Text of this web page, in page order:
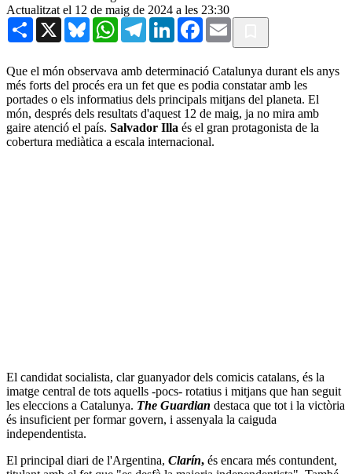
Actualitzat el 12 de maig de 2024 a les 23:30
Share X BlueskyWhatsAppTelegramLinkedInFacebook
Email
Que el món observava amb determinació Catalunya durant els anys
més forts del procés era un fet que es podia constatar amb les
portades o els informatius dels principals mitjans del planeta. El
món, després dels resultats d'aquest 12 de maig, ja no mira amb
gaire atenció el país. Salvador Illa és el gran protagonista de la
cobertura mediàtica a escala internacional.
El candidat socialista, clar guanyador dels comicis catalans, és la
imatge central de tots aquells -pocs- rotatius i mitjans que han seguit
les eleccions a Catalunya. The Guardian destaca que tot i la victòria
és insuficient per formar govern, i assenyala la caiguda
independentista.
El principal diari de l'Argentina, Clarín, és encara més contundent,